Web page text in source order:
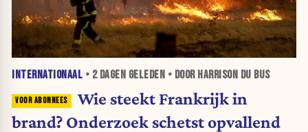
INTERNATIONAAL • 2 DAGEN GELEDEN • DOOR HARRISON DU BUS
Wie steekt Frankrijk in
brand? Onderzoek schetst opvallend